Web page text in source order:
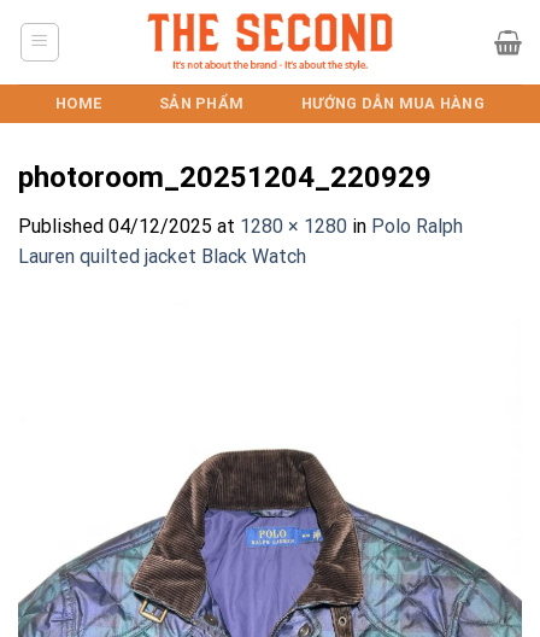
HOME SẢN PHẨM HƯỚNG DẪN MUA HÀNG
photoroom_20251204_220929
Published 04/12/2025 at 1280 × 1280 in Polo Ralph
Lauren quilted jacket Black Watch